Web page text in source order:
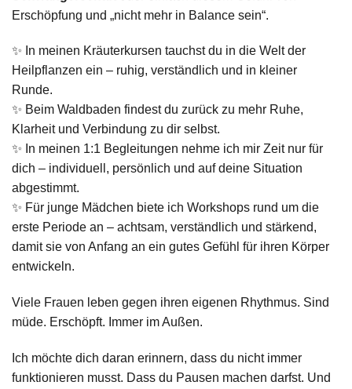
Erschöpfung und „nicht mehr in Balance sein“.
✨ In meinen Kräuterkursen tauchst du in die Welt der
Heilpflanzen ein – ruhig, verständlich und in kleiner
Runde.
✨ Beim Waldbaden findest du zurück zu mehr Ruhe,
Klarheit und Verbindung zu dir selbst.
✨ In meinen 1:1 Begleitungen nehme ich mir Zeit nur für
dich – individuell, persönlich und auf deine Situation
abgestimmt.
✨ Für junge Mädchen biete ich Workshops rund um die
erste Periode an – achtsam, verständlich und stärkend,
damit sie von Anfang an ein gutes Gefühl für ihren Körper
entwickeln.
Viele Frauen leben gegen ihren eigenen Rhythmus. Sind
müde. Erschöpft. Immer im Außen.
Ich möchte dich daran erinnern, dass du nicht immer
funktionieren musst. Dass du Pausen machen darfst. Und